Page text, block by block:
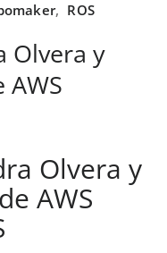
, ROS
Olvera y
Olvera y
AWS